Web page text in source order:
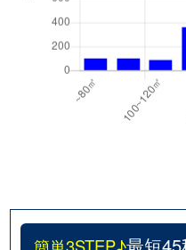
簡単3STEP♪最短